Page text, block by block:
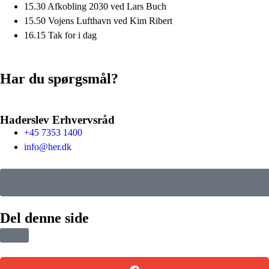
15.30 Afkobling 2030 ved Lars Buch
15.50 Vojens Lufthavn ved Kim Ribert
16.15 Tak for i dag
Har du spørgsmål?
Haderslev Erhvervsråd
+45 7353 1400
info@her.dk
Del denne side